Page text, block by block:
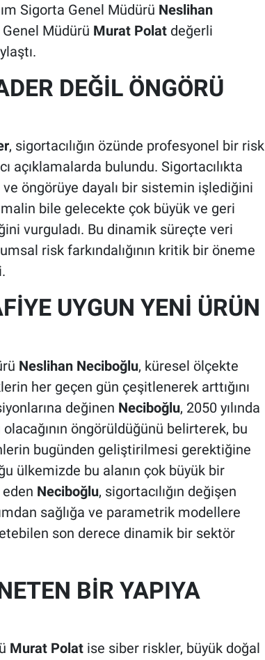
Sigorta Genel Müdürü Neslihan
Müdürü Murat Polatdeğerli
DEĞİL ÖNGÖRÜ
, sigortacılığın özünde profesyonel bir risk
açıklamalarda bulundu. Sigortacılıkta
ve öngörüye dayalı bir sistemin işlediğini
bile gelecekte çok büyük ve geri
vurguladı. Bu dinamik süreçte veri
risk farkındalığının kritik bir öneme
UYGUN YENİ ÜRÜN
Neslihan Neciboğlu, küresel ölçekte
her geçen gün çeşitlenerek arttığını
değinen Neciboğlu, 2050 yılında
öngörüldüğünü belirterek, bu
bugünden geliştirilmesi gerektiğine
ülkemizde bu alanın çok büyük bir
eden Neciboğlu, sigortacılığın değişen
sağlığa ve parametrik modellere
son derece dinamik bir sektör
BİR YAPIYA
Murat Polatise siber riskler, büyük doğal